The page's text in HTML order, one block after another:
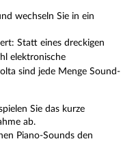
wechseln Sie in ein
Statt eines dreckigen
elektronische
sind jede Menge Sound-
Sie das kurze
ab.
Piano-Sounds den